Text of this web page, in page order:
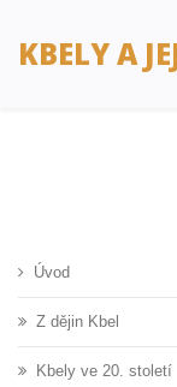
KBELY A
Úvod
Z dějin Kbel
Kbely ve 20. století